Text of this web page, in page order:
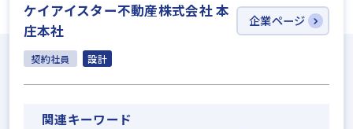
ケイアイスター不動産株式会社 本
庄本社
企業ページ
契約社員 設計
関連キーワード